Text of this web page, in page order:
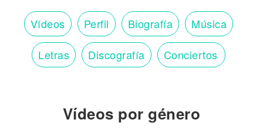
Vídeos Perfil Biografía Música
Letras Discografía Conciertos
Vídeos por género